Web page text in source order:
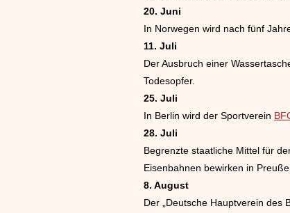
20. Juni
In Norwegen wird nach fünf
11. Juli
Der Ausbruch einer
Todesopfer.
25. Juli
In Berlin wird der Sportverein
28. Juli
Begrenzte staatliche Mittel für
Eisenbahnen bewirken in
8. August
Der „Deutsche Hauptverein des